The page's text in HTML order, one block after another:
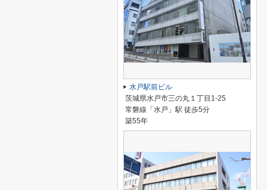
水戸駅前ビル
茨城県水戸市三の丸１丁目1-25
常磐線「水戸」駅 徒歩5分
築55年